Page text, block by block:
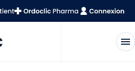
menu